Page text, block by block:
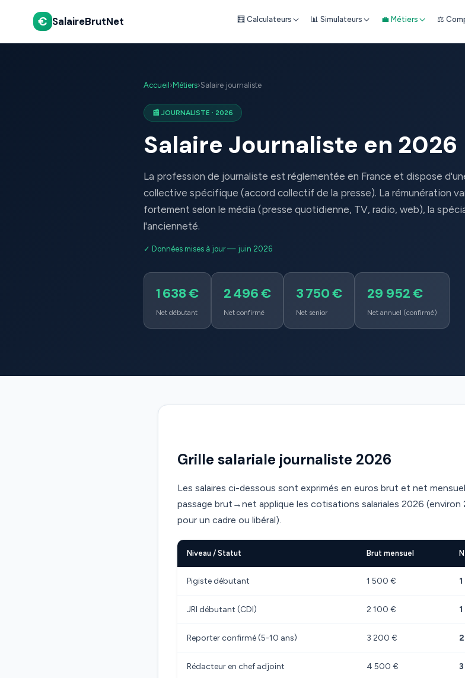
€ SalaireBrutNet 🧮 Calculateurs 📊 Simulateurs 💼 Métiers ⚖️
Accueil › Métiers›Salaire journaliste
📰 JOURNALISTE · 2026
Salaire Journaliste en 2026
La profession de journaliste est réglementée en France et dispose
collective spécifique (accord collectif de la presse). La rémunération
fortement selon le média (presse quotidienne, TV, radio, web), la
l'ancienneté.
✓ Données mises à jour — juin 2026
1 638 €
Net débutant
2 496 €
Net confirmé
3 750 €
Net senior
29 952 €
Net annuel (confirmé)
Grille salariale journaliste 2026
Les salaires ci-dessous sont exprimés en euros brut et net
passage brut→net applique les cotisations salariales 2026 (environ
pour un cadre ou libéral).
Niveau / Statut Brut mensuel
Pigiste débutant 1 500 €
JRI débutant (CDI) 2 100 €
Reporter confirmé (5-10 ans) 3 200 €
Rédacteur en chef adjoint 4 500 €